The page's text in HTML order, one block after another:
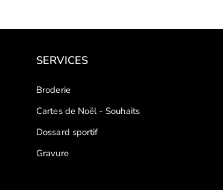
SERVICES
Broderie
Cartes de Noël - Souhaits
Dossard sportif
Gravure